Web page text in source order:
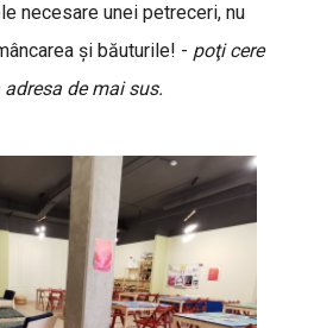
necesare unei petreceri, nu
şi băuturile! - poţi cere
de mai sus.